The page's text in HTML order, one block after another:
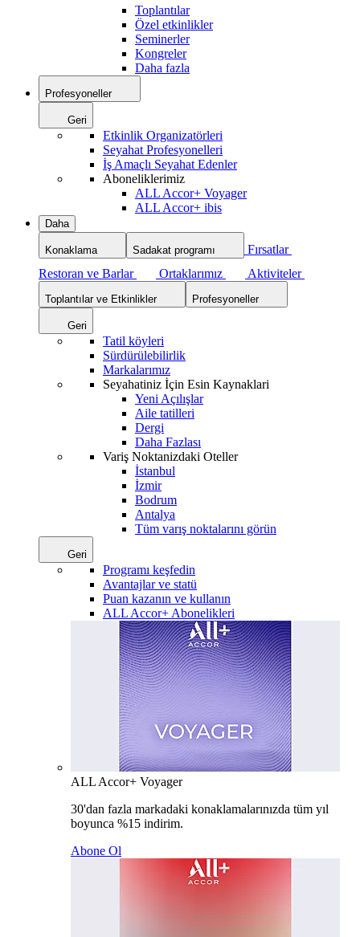
Toplantılar
Özel etkinlikler
Seminerler
Kongreler
Daha fazla
Profesyoneller
Geri
Etkinlik Organizatörleri
Seyahat Profesyonelleri
İş Amaçlı Seyahat Edenler
Aboneliklerimiz
ALL Accor+ Voyager
ALL Accor+ ibis
Daha
Konaklama Sadakat programı
Fırsatlar
Restoran ve Barlar
Ortaklarımız Aktiviteler
Toplantılar ve Etkinlikler Profesyoneller
Geri
Tatil köyleri
Sürdürülebilirlik
Markalarımız
Seyahatiniz İçin Esin Kaynaklari
Yeni Açılışlar
Aile tatilleri
Dergi
Daha Fazlası
Variş Noktanizdaki Oteller
İstanbul
İzmir
Bodrum
Antalya
Tüm varış noktalarını görün
Geri
Programı keşfedin
Avantajlar ve statü
Puan kazanın ve kullanın
ALL Accor+ Abonelikleri
ALL Accor+ Voyager
30'dan fazla markadaki konaklamalarınızda tüm yıl
boyunca %15 indirim.
Abone Ol